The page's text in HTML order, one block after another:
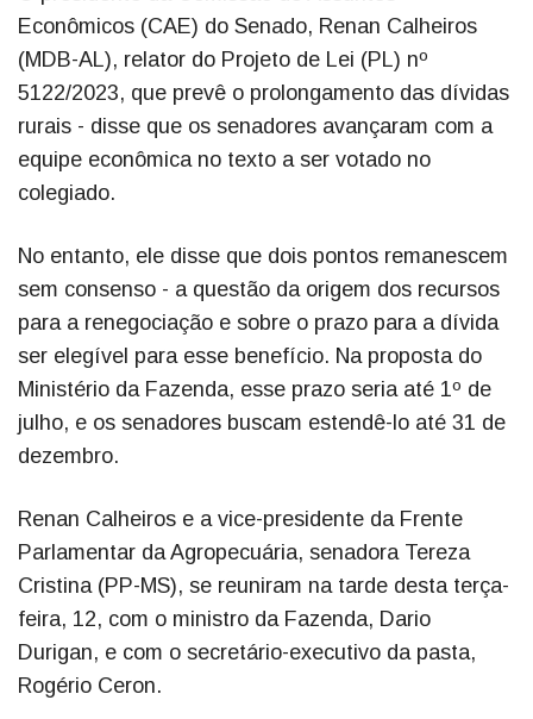
Econômicos (CAE) do Senado, Renan Calheiros
(MDB-AL), relator do Projeto de Lei (PL) nº
5122/2023, que prevê o prolongamento das dívidas
rurais - disse que os senadores avançaram com a
equipe econômica no texto a ser votado no
colegiado.
No entanto, ele disse que dois pontos remanescem
sem consenso - a questão da origem dos recursos
para a renegociação e sobre o prazo para a dívida
ser elegível para esse benefício. Na proposta do
Ministério da Fazenda, esse prazo seria até 1º de
julho, e os senadores buscam estendê-lo até 31 de
dezembro.
Renan Calheiros e a vice-presidente da Frente
Parlamentar da Agropecuária, senadora Tereza
Cristina (PP-MS), se reuniram na tarde desta terça-
feira, 12, com o ministro da Fazenda, Dario
Durigan, e com o secretário-executivo da pasta,
Rogério Ceron.